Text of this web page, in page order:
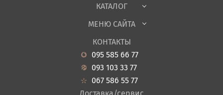
КАТАЛОГ
Садовая мебель
Гостиная
Кухня
Прихожие
Ванная
Акции
МЕНЮ САЙТА
Новости
Гарантия
Кредит
Оплата и доставка
КОНТАКТЫ
095 585 66 77
093 103 33 77
067 586 55 77